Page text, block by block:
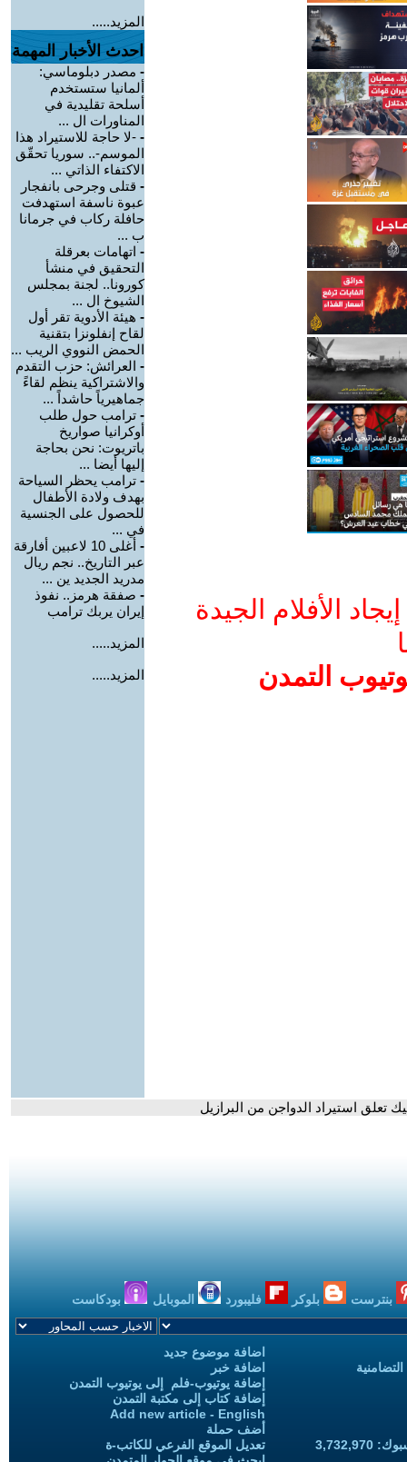
الأفلام الجيدة
التمدن
المزيد.....
احدث الأخبار المهمة
- مصدر دبلوماسي:
ألمانيا ستستخدم
أسلحة تقليدية في
المناورات ال ...
- -لا حاجة للاستيراد هذا
الموسم-.. سوريا تحقّق
الاكتفاء الذاتي ...
- قتلى وجرحى بانفجار
عبوة ناسفة استهدفت
حافلة ركاب في جرمانا
ب ...
- اتهامات بعرقلة
التحقيق في منشأ
كورونا.. لجنة بمجلس
الشيوخ ال ...
- هيئة الأدوية تقر أول
لقاح إنفلونزا بتقنية
الحمض النووي الريب ...
- العرائش: حزب التقدم
والاشتراكية ينظم لقاءً
جماهيرياً حاشداً ...
- ترامب حول طلب
أوكرانيا صواريخ
باتريوت: نحن بحاجة
إليها أيضا ...
- ترامب يحظر السياحة
بهدف ولادة الأطفال
للحصول على الجنسية
في ...
-
أغلى 10 لاعبين أفارقة
عبر التاريخ.. نجم ريال
مدريد الجديد ين ...
- صفقة هرمز.. نفوذ
إيران يربك ترامب
المزيد.....
المزيد.....
تعلق استيراد الدواجن من البرازيل
بنترست بلوكر فليبورد الموبايل بودكاست
اضافة موضوع جديد
اضافة خبر
إضافة يوتيوب-فلم إلى يوتيوب التمدن
إضافة كتاب إلى مكتبة التمدن
Add new article - English
أضف حملة
تعديل الموقع الفرعي للكاتب-ة